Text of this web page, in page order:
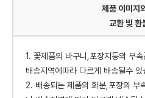
제품 이미지
교환 빛 환
1. 꽃제품의 바구니,포장지등의 부
배송지역에따라 다르게 배송될수 있
2. 배송되는 제품의 화분,포장의 부